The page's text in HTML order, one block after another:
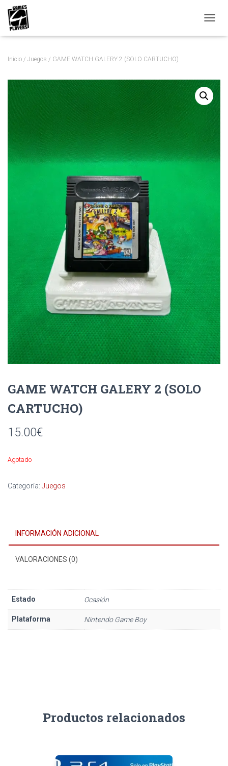
A
M
O
O
A
Inicio / Juegos / GAME WATCH GALERY 2 (SOLO CARTUCHO)
GAME WATCH GALERY 2 (SOLO
CARTUCHO)
15.00€
Agotado
Categoría: Juegos
INFORMACIÓN ADICIONAL
VALORACIONES (0)
Estado Ocasión
Plataforma Nintendo Game Boy
Productos relacionados